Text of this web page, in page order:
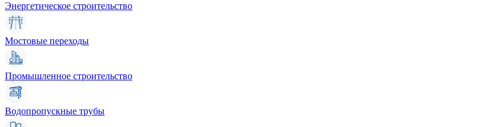
Энергетическое строительство
Мостовые переходы
Промышленное строительство
Водопропускные трубы